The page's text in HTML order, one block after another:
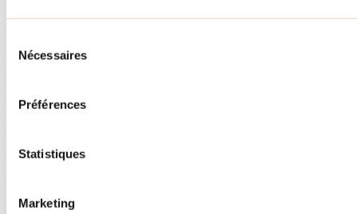
Nécessaires
Préférences
Statistiques
Marketing
À lire sur le blogue
Où dormir en famille cet été dans Lanaudière? Les
Par : Tourisme Lanaudière
te convient parfaitement!
Répertoire des endroits pour glisser dans Lanaudière